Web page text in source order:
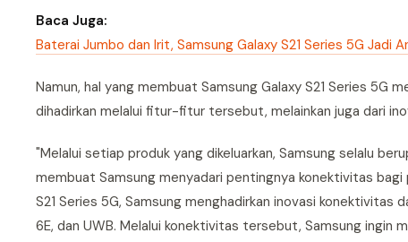
Baca Juga:
Baterai Jumbo dan Irit, Samsung Galaxy S21 Series 5G Jadi
Namun, hal yang membuat Samsung Galaxy S21 Series
dihadirkan melalui fitur-fitur tersebut, melainkan juga dari
"Melalui setiap produk yang dikeluarkan, Samsung selalu
membuat Samsung menyadari pentingnya konektivitas bagi
S21 Series 5G, Samsung menghadirkan inovasi
6E, dan UWB. Melalui konektivitas tersebut, Samsung ingin